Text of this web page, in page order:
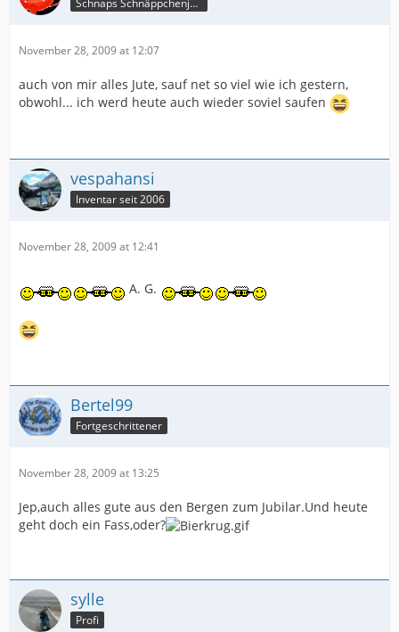
November 28, 2009 at 12:07
auch von mir alles Jute, sauf net so viel wie ich gestern,
obwohl... ich werd heute auch wieder soviel saufen
vespahansi
Inventar seit 2006
November 28, 2009 at 12:41
A. G.
Bertel99
Fortgeschrittener
November 28, 2009 at 13:25
Jep,auch alles gute aus den Bergen zum Jubilar.Und heute
geht doch ein Fass,oder?
sylle
Profi